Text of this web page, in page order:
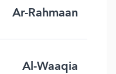
Ar-Rahmaan
Al-Waaqia